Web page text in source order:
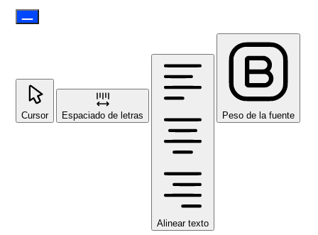
Cursor Espaciado de letras
Alinear texto
Peso de la fuente